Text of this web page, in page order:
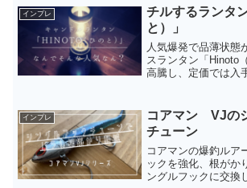
して簡単に使える機
初めてにちょうどい
インプレ
チルするランタ
と）」
人気爆発で品薄状態
スランタン「Hinoto
高騰し、定価では入
んありますが、ここ
レビューしていきた...
インプレ
コアマン VJの
チューン
コアマンの爆釣ルア
ックを強化、根がか
ングルフックに交換